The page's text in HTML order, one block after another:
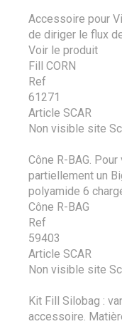
Accessoire pour
de diriger le flux
Voir le produit
Fill CORN
Ref
61271
Article SCAR
Non visible site
Cône R-BAG.
partiellement un
polyamide 6
Cône R-BAG
Ref
59403
Article SCAR
Non visible site
Kit Fill Silobag :
accessoire.